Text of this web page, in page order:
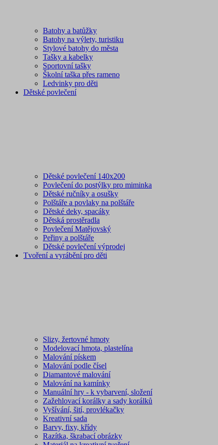
Batohy a batůžky
Batohy na výlety, turistiku
Stylové batohy do města
Tašky a kabelky
Sportovní tašky
Školní taška přes rameno
Ledvinky pro děti
Dětské povlečení
Dětské povlečení 140x200
Povlečení do postýlky pro miminka
Dětské ručníky a osušky
Polštáře a povlaky na polštáře
Dětské deky, spacáky
Dětská prostěradla
Povlečení Matějovský
Peřiny a polštáře
Dětské povlečení výprodej
Tvoření a vyrábění pro děti
Slizy, žertovné hmoty
Modelovací hmota, plastelína
Malování pískem
Malování podle čísel
Diamantové malování
Malování na kamínky
Manuální hry - k vybarvení, složení
Zažehlovací korálky a sady korálků
Vyšívání, šití, provlékačky
Kreativní sada
Barvy, fixy, křídy
Razítka, škrabací obrázky